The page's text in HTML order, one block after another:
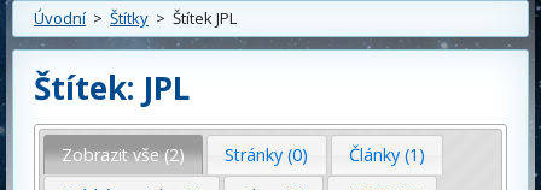
Úvodní > Štítky > Štítek JPL
Štítek: JPL
Zobrazit vše (2) Stránky (0)
Články (1)